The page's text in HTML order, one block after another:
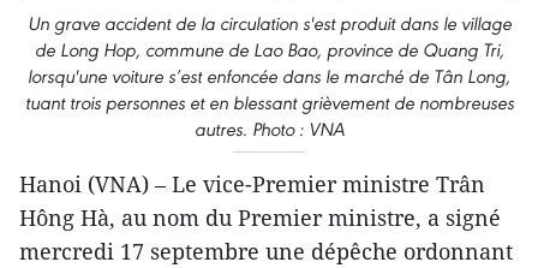
Un grave accident de la circulation s'est produit dans le village
de Long Hop, commune de Lao Bao, province de Quang Tri,
lorsqu'une voiture s’est enfoncée dans le marché de Tân Long,
tuant trois personnes et en blessant grièvement de nombreuses
autres. Photo : VNA
Hanoi (VNA) – Le vice-Premier ministre Trân
Hông Hà, au nom du Premier ministre, a signé
mercredi 17 septembre une dépêche ordonnant